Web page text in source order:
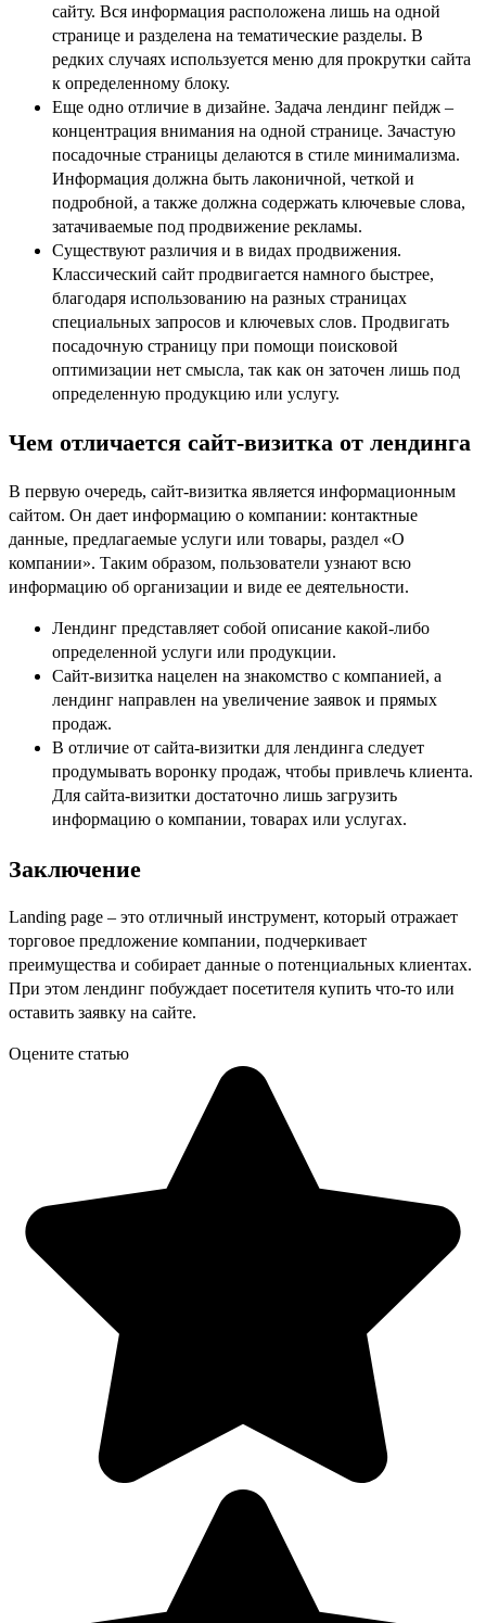
сайту. Вся информация расположена лишь на одной
странице и разделена на тематические разделы. В
редких случаях используется меню для прокрутки сайта
к определенному блоку.
Еще одно отличие в дизайне. Задача лендинг пейдж –
концентрация внимания на одной странице. Зачастую
посадочные страницы делаются в стиле минимализма.
Информация должна быть лаконичной, четкой и
подробной, а также должна содержать ключевые слова,
затачиваемые под продвижение рекламы.
Существуют различия и в видах продвижения.
Классический сайт продвигается намного быстрее,
благодаря использованию на разных страницах
специальных запросов и ключевых слов. Продвигать
посадочную страницу при помощи поисковой
оптимизации нет смысла, так как он заточен лишь под
определенную продукцию или услугу.
Чем отличается сайт-визитка от лендинга
В первую очередь, сайт-визитка является информационным
сайтом. Он дает информацию о компании: контактные
данные, предлагаемые услуги или товары, раздел «О
компании». Таким образом, пользователи узнают всю
информацию об организации и виде ее деятельности.
Лендинг представляет собой описание какой-либо
определенной услуги или продукции.
Сайт-визитка нацелен на знакомство с компанией, а
лендинг направлен на увеличение заявок и прямых
продаж.
В отличие от сайта-визитки для лендинга следует
продумывать воронку продаж, чтобы привлечь клиента.
Для сайта-визитки достаточно лишь загрузить
информацию о компании, товарах или услугах.
Заключение
Landing page – это отличный инструмент, который отражает
торговое предложение компании, подчеркивает
преимущества и собирает данные о потенциальных клиентах.
При этом лендинг побуждает посетителя купить что-то или
оставить заявку на сайте.
Оцените статью